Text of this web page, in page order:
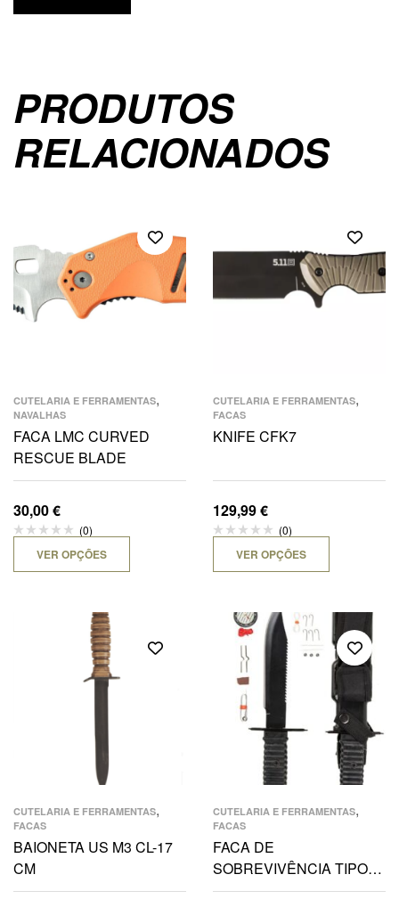
PRODUTOS
RELACIONADOS
CUTELARIA E FERRAMENTAS,
NAVALHAS
FACA LMC CURVED
RESCUE BLADE
30,00€
(0)
VER OPÇÕES
CUTELARIA E FERRAMENTAS,
FACAS
KNIFE CFK7
129,99€
(0)
VER OPÇÕES
CUTELARIA E FERRAMENTAS,
FACAS
BAIONETA US M3 CL-17
CM
CUTELARIA E FERRAMENTAS,
FACAS
FACA DE
SOBREVIVÊNCIA TIPO
“FORÇAS ESPECIAIS”